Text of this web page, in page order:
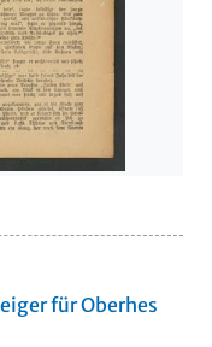
für Oberhes